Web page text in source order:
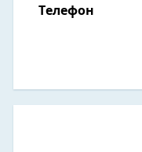
Телефон